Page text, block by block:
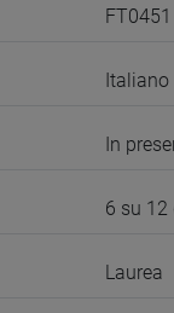
FT0451
Italiano
In
6 su 12
Laurea